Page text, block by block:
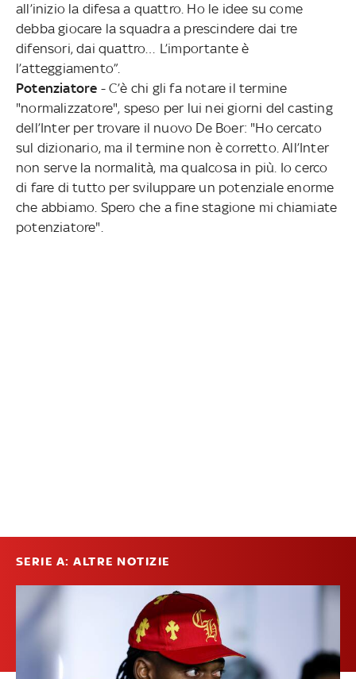
all’inizio la difesa a quattro. Ho le idee su come
debba giocare la squadra a prescindere dai tre
difensori, dai quattro… L’importante è
l’atteggiamento”.
Potenziatore - C’è chi gli fa notare il termine
"normalizzatore", speso per lui nei giorni del casting
dell’Inter per trovare il nuovo De Boer: "Ho cercato
sul dizionario, ma il termine non è corretto. All’Inter
non serve la normalità, ma qualcosa in più. Io cerco
di fare di tutto per sviluppare un potenziale enorme
che abbiamo. Spero che a fine stagione mi chiamiate
potenziatore".
SERIE A: ALTRE NOTIZIE